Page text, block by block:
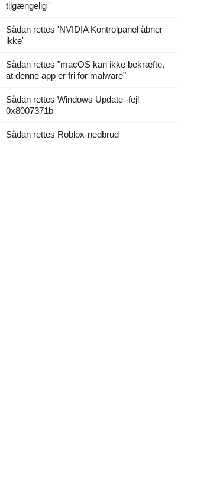
tilgængelig '
Sådan rettes 'NVIDIA Kontrolpanel åbner
ikke'
Sådan rettes "macOS kan ikke bekræfte,
at denne app er fri for malware"
Sådan rettes Windows Update -fejl
0x8007371b
Sådan rettes Roblox-nedbrud